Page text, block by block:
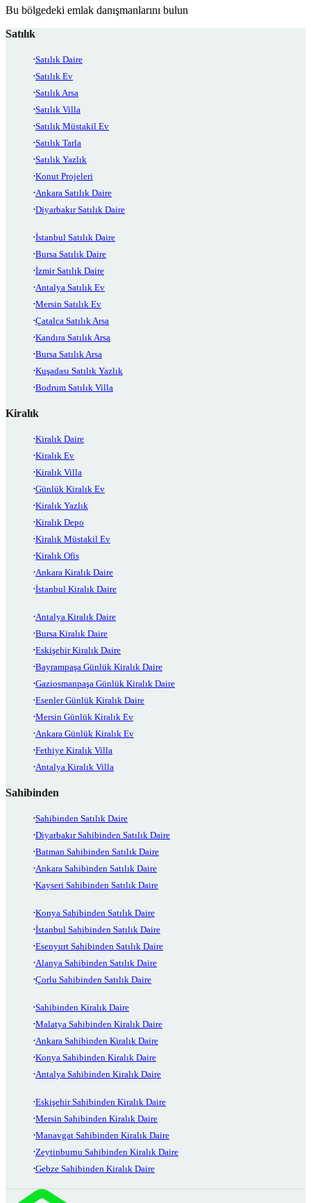
Bu bölgedeki emlak danışmanlarını bulun
Satılık
Satılık Daire
Satılık Ev
Satılık Arsa
Satılık Villa
Satılık Müstakil Ev
Satılık Tarla
Satılık Yazlık
Konut Projeleri
Ankara Satılık Daire
Diyarbakır Satılık Daire
İstanbul Satılık Daire
Bursa Satılık Daire
İzmir Satılık Daire
Antalya Satılık Ev
Mersin Satılık Ev
Çatalca Satılık Arsa
Kandıra Satılık Arsa
Bursa Satılık Arsa
Kuşadası Satılık Yazlık
Bodrum Satılık Villa
Kiralık
Kiralık Daire
Kiralık Ev
Kiralık Villa
Günlük Kiralık Ev
Kiralık Yazlık
Kiralık Depo
Kiralık Müstakil Ev
Kiralık Ofis
Ankara Kiralık Daire
İstanbul Kiralık Daire
Antalya Kiralık Daire
Bursa Kiralık Daire
Eskişehir Kiralık Daire
Bayrampaşa Günlük Kiralık Daire
Gaziosmanpaşa Günlük Kiralık Daire
Esenler Günlük Kiralık Daire
Mersin Günlük Kiralık Ev
Ankara Günlük Kiralık Ev
Fethiye Kiralık Villa
Antalya Kiralık Villa
Sahibinden
Sahibinden Satılık Daire
Diyarbakır Sahibinden Satılık Daire
Batman Sahibinden Satılık Daire
Ankara Sahibinden Satılık Daire
Kayseri Sahibinden Satılık Daire
Konya Sahibinden Satılık Daire
İstanbul Sahibinden Satılık Daire
Esenyurt Sahibinden Satılık Daire
Alanya Sahibinden Satılık Daire
Çorlu Sahibinden Satılık Daire
Sahibinden Kiralık Daire
Malatya Sahibinden Kiralık Daire
Ankara Sahibinden Kiralık Daire
Konya Sahibinden Kiralık Daire
Antalya Sahibinden Kiralık Daire
Eskişehir Sahibinden Kiralık Daire
Mersin Sahibinden Kiralık Daire
Manavgat Sahibinden Kiralık Daire
Zeytinburnu Sahibinden Kiralık Daire
Gebze Sahibinden Kiralık Daire